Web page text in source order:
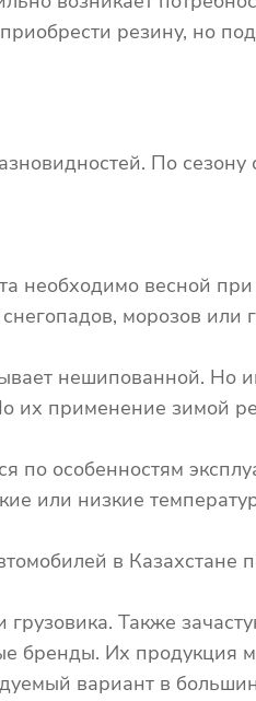
резину, но
По
необходимо весной
морозов или
нешипованной. Но
применение зимой
по особенностям
или низкие
в Казахстане
Также
бренды. Их
вариант в